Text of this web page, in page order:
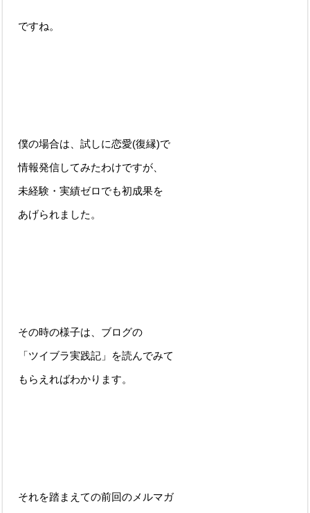
ですね。
僕の場合は、試しに恋愛(復縁)で
情報発信してみたわけですが、
未経験・実績ゼロでも初成果を
あげられました。
その時の様子は、ブログの
「ツイブラ実践記」を読んでみて
もらえればわかります。
それを踏まえての前回のメルマガ